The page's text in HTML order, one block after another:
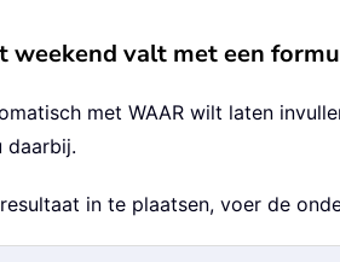
weekend valt met een
met WAAR wilt laten
daarbij.
in te plaatsen, voer de